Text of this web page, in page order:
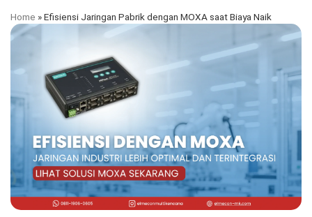
Home »Efisiensi Jaringan Pabrik dengan MOXA saat Biaya Naik